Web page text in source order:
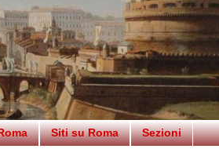
Siti su Roma Sezioni